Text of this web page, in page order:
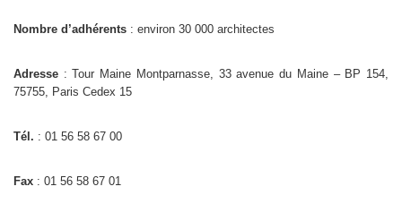
Nombre d’adhérents : environ 30 000 architectes
Adresse : Tour Maine Montparnasse, 33 avenue du Maine – BP 154,
75755, Paris Cedex 15
Tél. : 01 56 58 67 00
Fax : 01 56 58 67 01